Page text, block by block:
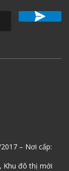
– Nơi cấp:
Khu đô thị mới